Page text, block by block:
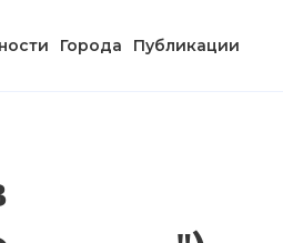
Города Публикации